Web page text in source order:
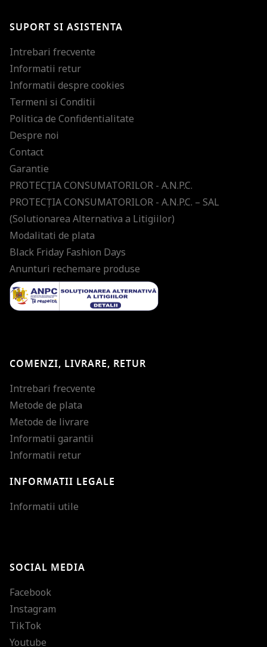
SUPORT SI ASISTENTA
Intrebari frecvente
Informatii retur
Informatii despre cookies
Termeni si Conditii
Politica de Confidentialitate
Despre noi
Contact
Garantie
PROTECŢIA CONSUMATORILOR - A.N.P.C.
PROTECŢIA CONSUMATORILOR - A.N.P.C. – SAL
(Solutionarea Alternativa a Litigiilor)
Modalitati de plata
Black Friday Fashion Days
Anunturi rechemare produse
COMENZI, LIVRARE, RETUR
Intrebari frecvente
Metode de plata
Metode de livrare
Informatii garantii
Informatii retur
INFORMATII LEGALE
Informatii utile
SOCIAL MEDIA
Facebook
Instagram
TikTok
Youtube